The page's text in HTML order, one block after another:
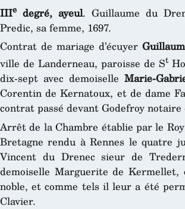
IIIe degré, ayeul. Guillaume du
Predic, sa femme, 1697.
Contrat de mariage d’écuyer
ville de Landerneau, paroisse de St
dix-sept avec demoiselle Marie-
Corentin de Kernatoux, et de dame
contrat passé devant Godefroy
Arrêt de la Chambre établie par le
Bretagne rendu à Rennes le quatre
Vincent du Drenec sieur de
demoiselle Marguerite de Kermellet,
noble, et comme tels il leur a été
Clavier.